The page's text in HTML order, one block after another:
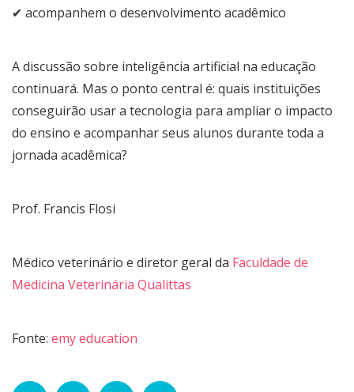
✔ acompanhem o desenvolvimento acadêmico
A discussão sobre inteligência artificial na educação
continuará. Mas o ponto central é: quais instituições
conseguirão usar a tecnologia para ampliar o impacto
do ensino e acompanhar seus alunos durante toda a
jornada acadêmica?
Prof. Francis Flosi
Médico veterinário e diretor geral da Faculdade de
Medicina Veterinária Qualittas
Fonte: emy education